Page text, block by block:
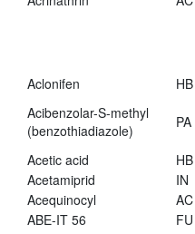
Aclonifen HB
Acibenzolar-S-methyl
(benzothiadiazole)
PA
Acetic acid
HB
Acetamiprid
IN
Acequinocyl
AC
ABE-IT 56
FU